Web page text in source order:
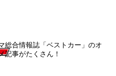
総合情報誌「ベストカー」のオ
記事がたくさん！